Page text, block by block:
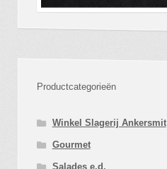
Productcategorieën
Winkel Slagerij Ankersmit
Gourmet
Salades e.d.